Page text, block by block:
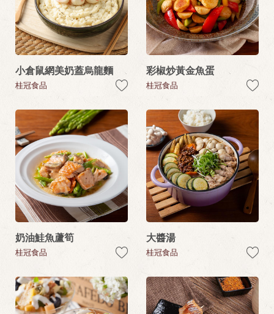
小倉鼠網美奶蓋烏龍麵
桂冠食品
彩椒炒黃金魚蛋
桂冠食品
奶油鮭魚蘆筍
桂冠食品
大醬湯
桂冠食品